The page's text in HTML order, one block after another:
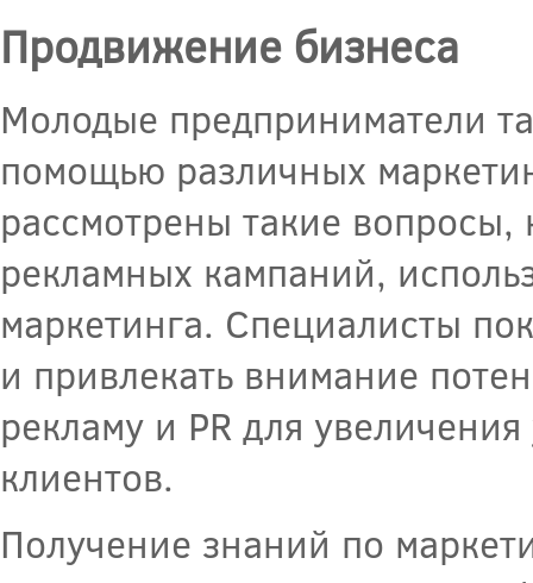
Продвижение бизнеса
Молодые предприниматели
помощью различных
рассмотрены такие вопросы,
рекламных кампаний,
маркетинга. Специалисты
и привлекать внимание
рекламу и PR для
клиентов.
Получение знаний по